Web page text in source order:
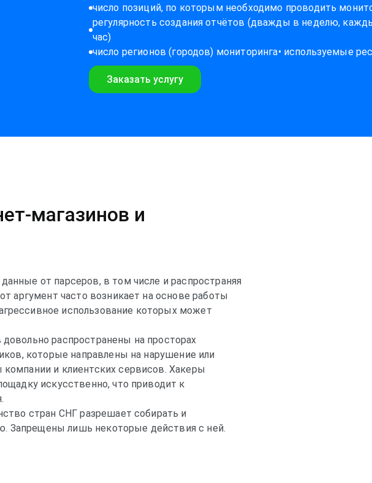
число позиций, по которым необходимо проводить
регулярность создания отчётов (дважды в неделю,
час)
число регионов (городов) мониторинга• используемые
Заказать услугу
магазинов и
от парсеров, в том числе и распространяя
аргумент часто возникает на основе работы
использование которых может
распространены на просторах
которые направлены на нарушение или
и клиентских сервисов. Хакеры
искусственно, что приводит к
стран СНГ разрешает собирать и
лишь некоторые действия с ней.